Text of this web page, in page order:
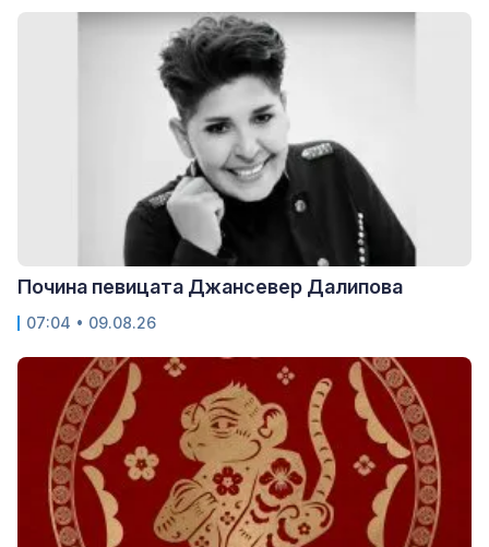
Почина певицата Джансевер Далипова
07:04 • 09.08.26